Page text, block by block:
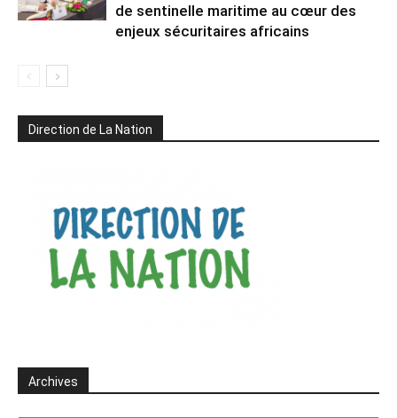
de sentinelle maritime au cœur des
enjeux sécuritaires africains
Direction de La Nation
Archives
Archives